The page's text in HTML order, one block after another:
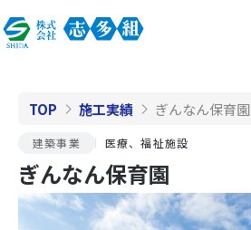
TOP 施工実績 ぎんなん保育園
建築事業 医療、福祉施設
ぎんなん保育園